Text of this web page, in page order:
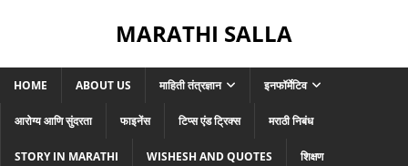
MARATHI SALLA
HOME ABOUT US माहिती तंत्रज्ञान इनफॉर्मेटिव
आरोग्य आणि सुंदरता फाइनेंस टिप्स एंड ट्रिक्स मराठी निबंध
STORY IN MARATHI WISHESH AND QUOTES शिक्षण